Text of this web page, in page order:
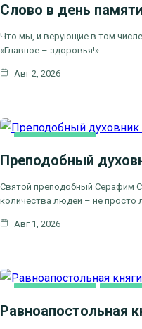
ЦЕРКОВНЫЕ ПРАЗДНИКИ
Слово в день
Что мы, и верующие в том
«Главное – здоровья!»
Авг 2, 2026
ЦЕРКОВНЫЕ
Преподобный
Святой преподобный Серафим
количества людей – не просто
Авг 1, 2026
Равноапостольная